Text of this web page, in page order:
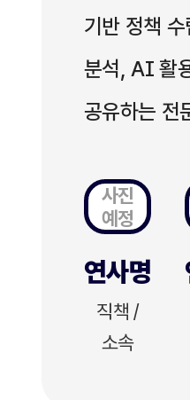
기반 정책 수
분석, AI 활
공유하는 전
사진
예정
연사명
직책 /
소속